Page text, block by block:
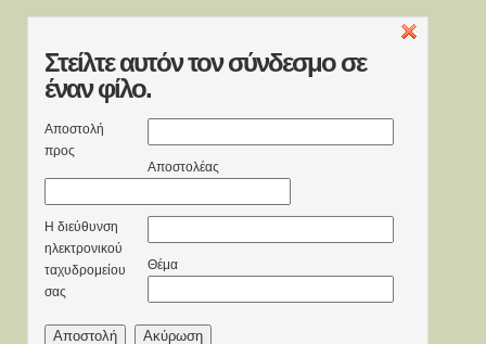
Στείλτεαυτόν τον σύνδεσμο σε
έναν φίλο.
Αποστολή
προς
Αποστολέας
Η διεύθυνση
ηλεκτρονικού
ταχυδρομείου
σας
Θέμα
Αποστολή Ακύρωση